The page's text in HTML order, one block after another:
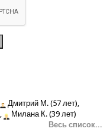
Дмитрий М. (57 лет),
Милана К. (39 лет)
Весь список...